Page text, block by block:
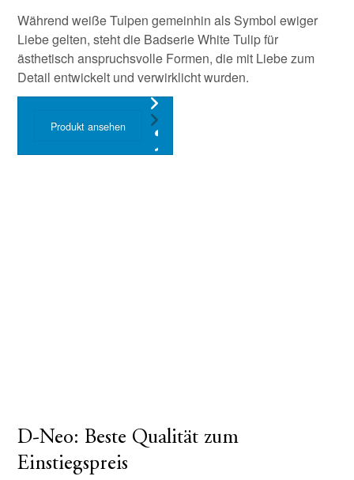
Während weiße Tulpen gemeinhin als Symbol ewiger
Liebe gelten, steht die Badserie White Tulip für
ästhetisch anspruchsvolle Formen, die mit Liebe zum
Detail entwickelt und verwirklicht wurden.
Produkt ansehen
D-Neo: Beste Qualität zum
Einstiegspreis